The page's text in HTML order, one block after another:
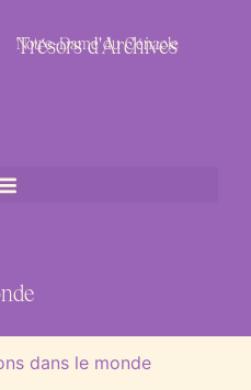
Trésors d'Archives
Notre-Dame du Cénacle
dans le monde